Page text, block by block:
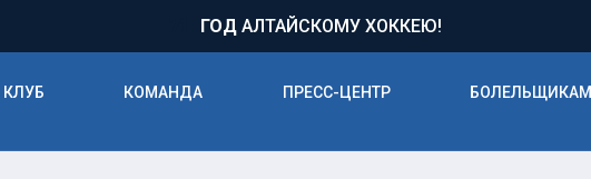
ГОДАЛТАЙСКОМУ ХОККЕЮ!
КЛУБ КОМАНДА ПРЕСС-ЦЕНТР БОЛЕЛЬЩИКАМ